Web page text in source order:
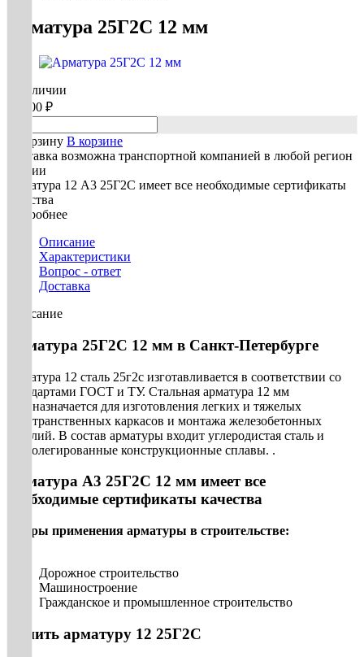
Арматура 25Г2С 12 мм
В наличии
83 300 ₽
В корзину В корзине
Доставка возможна транспортной компанией в любой регион
России
Арматура 12 А3 25Г2С имеет все необходимые сертификаты
качества
Подробнее
Описание
Характеристики
Вопрос - ответ
Доставка
Описание
Арматура 25Г2С 12 мм в Санкт-Петербурге
Арматура 12 сталь 25г2с изготавливается в соответствии со
стандартами ГОСТ и ТУ. Стальная арматура 12 мм
предназначается для изготовления легких и тяжелых
пространственных каркасов и монтажа железобетонных
изделий. В состав арматуры входит углеродистая сталь и
низколегированные конструкционные сплавы. .
Арматура А3 25Г2С 12 мм имеет все
необходимые сертификаты качества
Сферы применения арматуры в строительстве:
Дорожное строительство
Машиностроение
Гражданское и промышленное строительство
Купить арматуру 12 25Г2С